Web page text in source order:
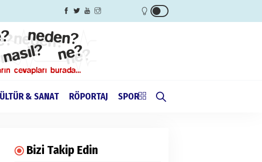
& SANAT RÖPORTAJ SPOR
Bizi Takip Edin